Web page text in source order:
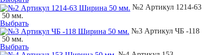
№2 Артикул 1214-63
50 мм.
Выбрать
№3 Артикул ЧБ -118
50 мм.
Выбрать